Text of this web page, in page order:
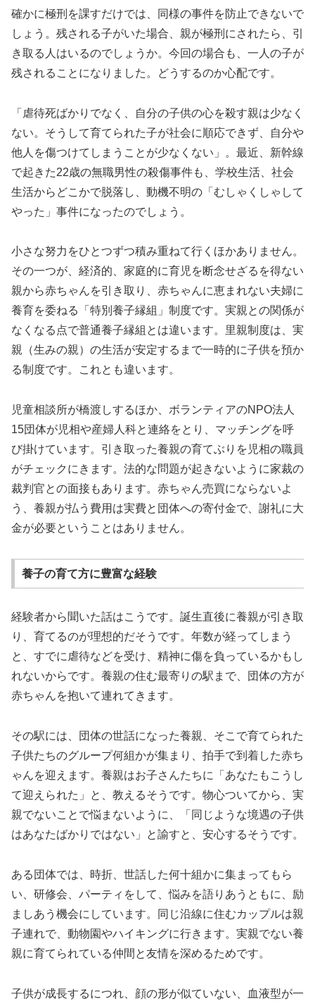
確かに極刑を課すだけでは、同様の事件を防止できないで
しょう。残される子がいた場合、親が極刑にされたら、引
き取る人はいるのでしょうか。今回の場合も、一人の子が
残されることになりました。どうするのか心配です。
「虐待死ばかりでなく、自分の子供の心を殺す親は少なく
ない。そうして育てられた子が社会に順応できず、自分や
他人を傷つけてしまうことが少なくない」。最近、新幹線
で起きた22歳の無職男性の殺傷事件も、学校生活、社会
生活からどこかで脱落し、動機不明の「むしゃくしゃして
やった」事件になったのでしょう。
小さな努力をひとつずつ積み重ねて行くほかありません。
その一つが、経済的、家庭的に育児を断念せざるを得ない
親から赤ちゃんを引き取り、赤ちゃんに恵まれない夫婦に
養育を委ねる「特別養子縁組」制度です。実親との関係が
なくなる点で普通養子縁組とは違います。里親制度は、実
親（生みの親）の生活が安定するまで一時的に子供を預か
る制度です。これとも違います。
児童相談所が橋渡しするほか、ボランティアのNPO法人
15団体が児相や産婦人科と連絡をとり、マッチングを呼
び掛けています。引き取った養親の育てぶりを児相の職員
がチェックにきます。法的な問題が起きないように家裁の
裁判官との面接もあります。赤ちゃん売買にならないよ
う、養親が払う費用は実費と団体への寄付金で、謝礼に大
金が必要ということはありません。
養子の育て方に豊富な経験
経験者から聞いた話はこうです。誕生直後に養親が引き取
り、育てるのが理想的だそうです。年数が経ってしまう
と、すでに虐待などを受け、精神に傷を負っているかもし
れないからです。養親の住む最寄りの駅まで、団体の方が
赤ちゃんを抱いて連れてきます。
その駅には、団体の世話になった養親、そこで育てられた
子供たちのグループ何組かが集まり、拍手で到着した赤ち
ゃんを迎えます。養親はお子さんたちに「あなたもこうし
て迎えられた」と、教えるそうです。物心ついてから、実
親でないことで悩まないように、「同じような境遇の子供
はあなたばかりではない」と諭すと、安心するそうです。
ある団体では、時折、世話した何十組かに集まってもら
い、研修会、パーティをして、悩みを語りあうともに、励
ましあう機会にしています。同じ沿線に住むカップルは親
子連れで、動物園やハイキングに行きます。実親でない養
親に育てられている仲間と友情を深めるためです。
子供が成長するにつれ、顔の形が似ていない、血液型が一